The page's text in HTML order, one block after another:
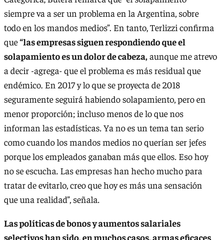
siempre va a ser un problema en la Argentina, sobre
todo en los mandos medios”. En tanto, Terlizzi confirma
que“las empresas siguen respondiendo que el
solapamiento es un dolor de cabeza,aunque me atrevo
a decir -agrega- que el problema es más residual que
endémico. En 2017 y lo que se proyecta de 2018
seguramente seguirá habiendo solapamiento, pero en
menor proporción; incluso menos de lo que nos
informan las estadísticas. Ya no es un tema tan serio
como cuando los mandos medios no querían ser jefes
porque los empleados ganaban más que ellos. Eso hoy
no se escucha. Las empresas han hecho mucho para
tratar de evitarlo, creo que hoy es más una sensación
que una realidad”, señala.
Las políticas de bonos y aumentos salariales
selectivos han sido, en muchos casos, armas eficaces